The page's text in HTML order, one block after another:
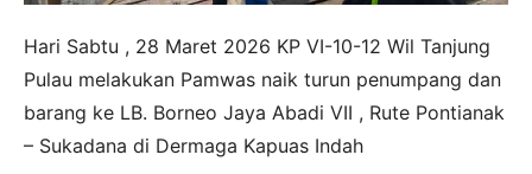
Hari Sabtu , 28 Maret 2026 KP VI-10-12 Wil Tanjung
Pulau melakukan Pamwas naik turun penumpang dan
barang ke LB. Borneo Jaya Abadi VII , Rute Pontianak
– Sukadana di Dermaga Kapuas Indah